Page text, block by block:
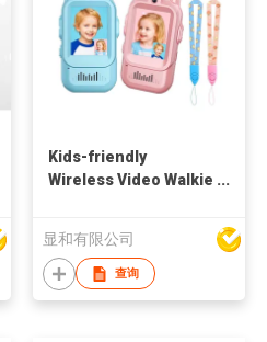
Kids-friendly
Wireless Video Walkie
显和有限公司
查询